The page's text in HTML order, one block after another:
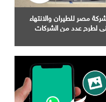
مصر للطيران والانتهاء
لطرح عدد من الشركات